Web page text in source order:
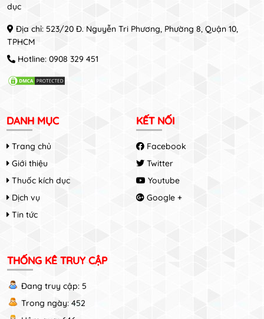
dục
Địa chỉ: 523/20 Đ. Nguyễn Tri Phương, Phường 8, Quận 10,
TPHCM
Hotline: 0908 329 451
DANH MỤC
Trang chủ
Giới thiệu
Thuốc kích dục
Dịch vụ
Tin tức
KẾT NỐI
Facebook
Twitter
Youtube
Google +
THỐNG KÊ TRUY CẬP
Đang truy cập: 5
Trong ngày: 452